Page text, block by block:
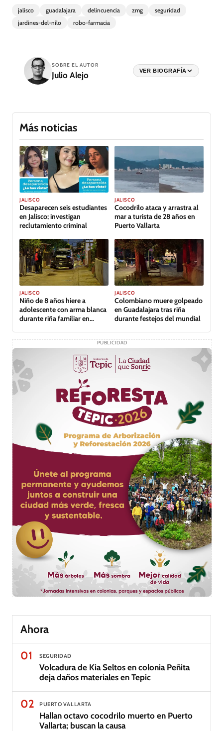
jalisco guadalajara delincuencia zmg
seguridad
jardines-del-nilo
robo-farmacia
SOBRE EL AUTOR
Julio Alejo VER BIOGRAFÍA
Más noticias
JALISCO
Desaparecen seis estudiantes
en Jalisco; investigan
reclutamiento criminal
JALISCO
Cocodrilo ataca y arrastra al
mar a turista de 28 años en
Puerto Vallarta
JALISCO
Niño de 8 años hiere a
adolescente con arma blanca
durante riña familiar en
JALISCO
Colombiano muere golpeado
en Guadalajara tras riña
durante festejos del mundial
PUBLICIDAD
Ahora
01
SEGURIDAD
Volcadura de Kia Seltos en colonia Peñita
deja daños materiales en Tepic
02 PUERTO VALLARTA
Hallan octavo cocodrilo muerto en Puerto
Vallarta; buscan la causa